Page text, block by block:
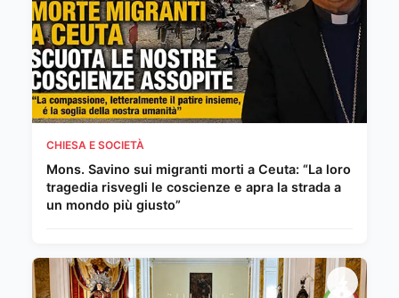
CHIESA E SOCIETÀ
Mons. Savino sui migranti morti a Ceuta: “La loro
tragedia risvegli le coscienze e apra la strada a
un mondo più giusto”